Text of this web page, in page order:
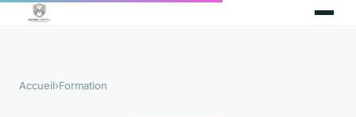
Accueil›Formation